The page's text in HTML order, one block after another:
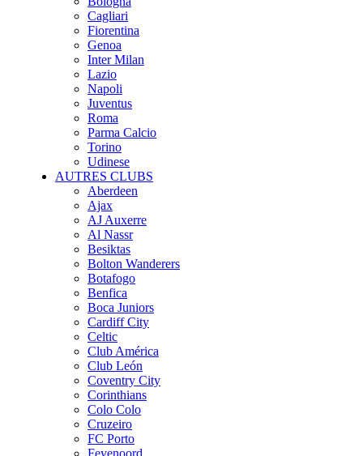
Cagliari
Fiorentina
Genoa
Inter Milan
Lazio
Napoli
Juventus
Roma
Parma Calcio
Torino
Udinese
AUTRES CLUBS
Aberdeen
Ajax
AJ Auxerre
Al Nassr
Besiktas
Bolton Wanderers
Botafogo
Benfica
Boca Juniors
Cardiff City
Celtic
Club América
Club León
Coventry City
Corinthians
Colo Colo
Cruzeiro
FC Porto
Feyenoord